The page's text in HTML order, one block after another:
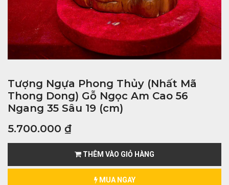
Tượng Ngựa Phong Thủy (Nhất Mã
Thong Dong) Gỗ Ngọc Am Cao 56
Ngang 35 Sâu 19 (cm)
5.700.000 ₫
THÊM VÀO GIỎ HÀNG
MUA NGAY